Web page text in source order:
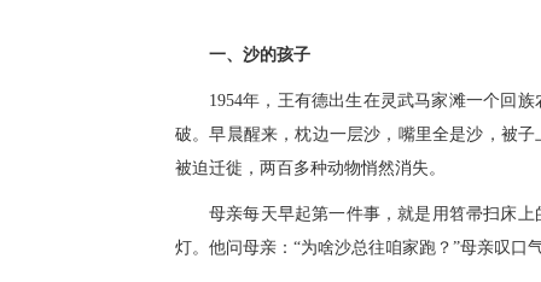
一、沙的孩子
1954年，王有德出生在灵武马家滩一个回
破。早晨醒来，枕边一层沙，嘴里全是沙，被
被迫迁徙，两百多种动物悄然消失。
母亲每天早起第一件事，就是用笤帚扫床
灯。他问母亲：“为啥沙总往咱家跑？”母亲叹口